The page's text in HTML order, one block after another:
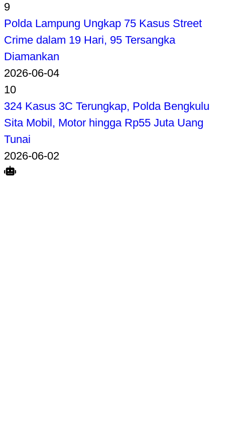
9
Polda Lampung Ungkap 75 Kasus Street
Crime dalam 19 Hari, 95 Tersangka
Diamankan
2026-06-04
10
324 Kasus 3C Terungkap, Polda Bengkulu
Sita Mobil, Motor hingga Rp55 Juta Uang
Tunai
2026-06-02